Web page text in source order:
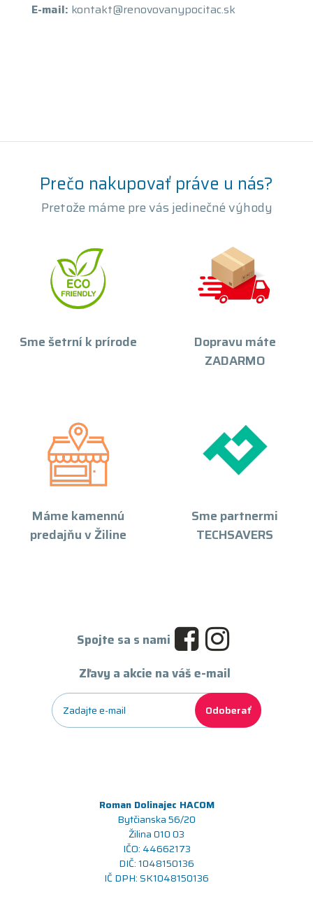
E-mail: kontakt@renovovanypocitac.sk
Prečo nakupovať práve u nás?
Pretože máme pre vás jedinečné výhody
Sme šetrní k prírode
Dopravu máte
ZADARMO
Máme kamennú
predajňu v Žiline
Sme partnermi
TECHSAVERS
Spojte sa s nami
Zľavy a akcie na váš e-mail
Odoberať
Roman Dolinajec HACOM
Bytčianska 56/20
Žilina 010 03
IČO: 44662173
DIČ: 1048150136
IČ DPH: SK1048150136